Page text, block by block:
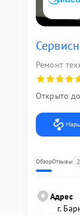
Ремонт
Открыто
ОбзорОтзывы
Адрес
г.